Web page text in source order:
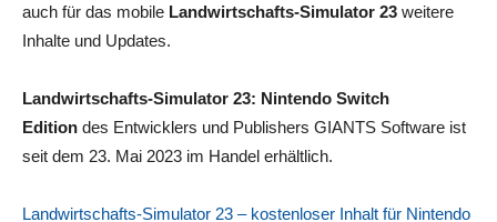
auch für das mobile Landwirtschafts-Simulator 23 weitere
Inhalte und Updates.
Landwirtschafts-Simulator 23: Nintendo Switch
Edition des Entwicklers und Publishers GIANTS Software ist
seit dem 23. Mai 2023 im Handel erhältlich.
Landwirtschafts-Simulator 23 – kostenloser Inhalt für Nintendo